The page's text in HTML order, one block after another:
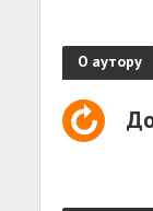
О аутору